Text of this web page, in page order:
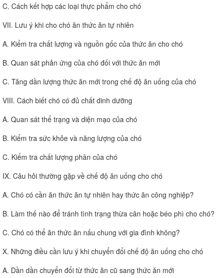
C. Cách kết hợp các loại thực phẩm cho chó
VII. Lưu ý khi cho chó ăn thức ăn tự nhiên
A. Kiểm tra chất lượng và nguồn gốc của thức ăn cho chó
B. Quan sát phản ứng của chó đối với thức ăn mới
C. Tăng dần lượng thức ăn mới trong chế độ ăn uống của chó
VIII. Cách biết chó có đủ chất dinh dưỡng
A. Quan sát thể trạng và diện mạo của chó
B. Kiểm tra sức khỏe và năng lượng của chó
C. Kiểm tra chất lượng phân của chó
IX. Câu hỏi thường gặp về chế độ ăn uống cho chó
A. Chó có cần ăn thức ăn tự nhiên hay thức ăn công nghiệp?
B. Làm thế nào để tránh tình trạng thừa cân hoặc béo phì cho chó?
C. Chó có thể ăn thức ăn nấu chung với gia đình không?
X. Những điều cần lưu ý khi chuyển đổi chế độ ăn uống cho chó
A. Dần dần chuyển đổi từ thức ăn cũ sang thức ăn mới